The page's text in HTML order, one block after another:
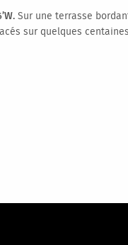
Sur une terrasse
sur quelques